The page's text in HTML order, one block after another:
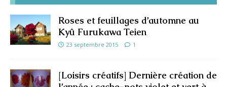
Roses et feuillages d’automne au
Kyû Furukawa Teien
23 septembre 2015 1
[Loisirs créatifs] Dernière création de